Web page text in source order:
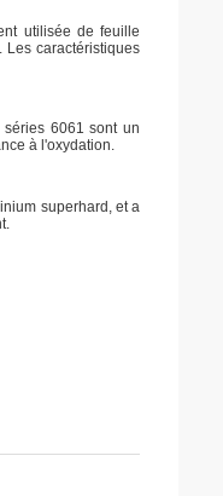
utilisée de feuille
Les caractéristiques
6061 sont un
à l'oxydation.
superhard, et a